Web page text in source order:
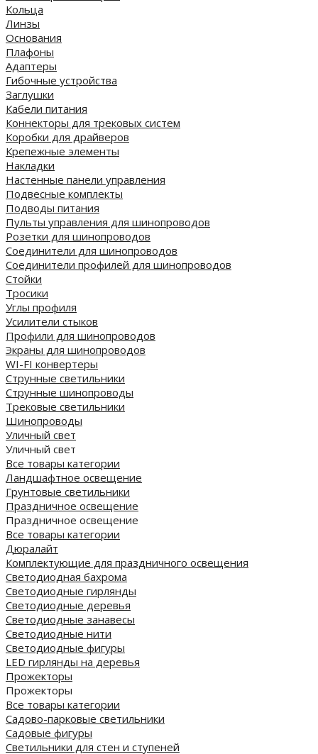
Кольца
Линзы
Основания
Плафоны
Адаптеры
Гибочные устройства
Заглушки
Кабели питания
Коннекторы для трековых систем
Коробки для драйверов
Крепежные элементы
Накладки
Настенные панели управления
Подвесные комплекты
Подводы питания
Пульты управления для шинопроводов
Розетки для шинопроводов
Соединители для шинопроводов
Соединители профилей для шинопроводов
Стойки
Тросики
Углы профиля
Усилители стыков
Профили для шинопроводов
Экраны для шинопроводов
WI-FI конвертеры
Струнные светильники
Струнные шинопроводы
Трековые светильники
Шинопроводы
Уличный свет
Уличный свет
Все товары категории
Ландшафтное освещение
Грунтовые светильники
Праздничное освещение
Праздничное освещение
Все товары категории
Дюралайт
Комплектующие для праздничного освещения
Светодиодная бахрома
Светодиодные гирлянды
Светодиодные деревья
Светодиодные занавесы
Светодиодные нити
Светодиодные фигуры
LED гирлянды на деревья
Прожекторы
Прожекторы
Все товары категории
Садово-парковые светильники
Садовые фигуры
Светильники для стен и ступеней